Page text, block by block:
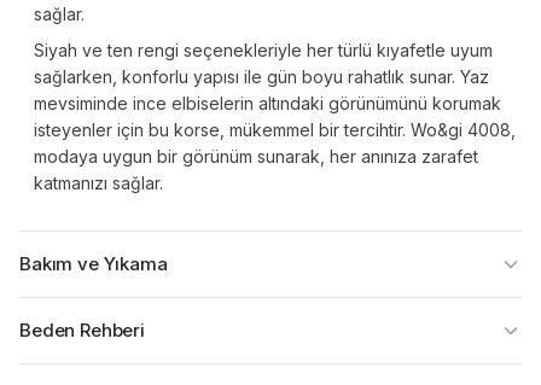
sağlar.
Siyah ve ten rengi seçenekleriyle her türlü kıyafetle uyum
sağlarken, konforlu yapısı ile gün boyu rahatlık sunar. Yaz
mevsiminde ince elbiselerin altındaki görünümünü korumak
isteyenler için bu korse, mükemmel bir tercihtir. Wo&gi 4008,
modaya uygun bir görünüm sunarak, her anınıza zarafet
katmanızı sağlar.
Bakım ve Yıkama
Beden Rehberi